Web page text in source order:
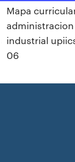
Mapa
administracion
industrial
06